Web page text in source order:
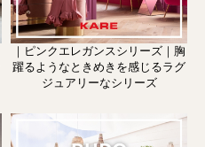
｜ピンクエレガンスシリーズ｜胸
躍るようなときめきを感じるラグ
ジュアリーなシリーズ